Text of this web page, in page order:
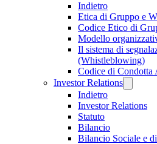
Indietro
Etica di Gruppo e
Codice Etico di
Modello
Il sistema di
(Whistleblowing)
Codice di Condotta
Investor Relations
Indietro
Investor Relations
Statuto
Bilancio
Bilancio Sociale e